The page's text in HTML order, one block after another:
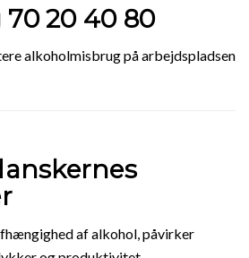
70 20 40 80
alkoholmisbrug på arbejdspladsen
af alkohol, påvirker